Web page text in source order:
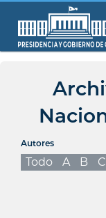
Autores
Todo A B C